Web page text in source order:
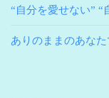
“自分を愛せない” “
ありのままのあなた